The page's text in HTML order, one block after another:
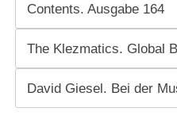
Contents. Ausgabe 164
The Klezmatics. Global
David Giesel. Bei der